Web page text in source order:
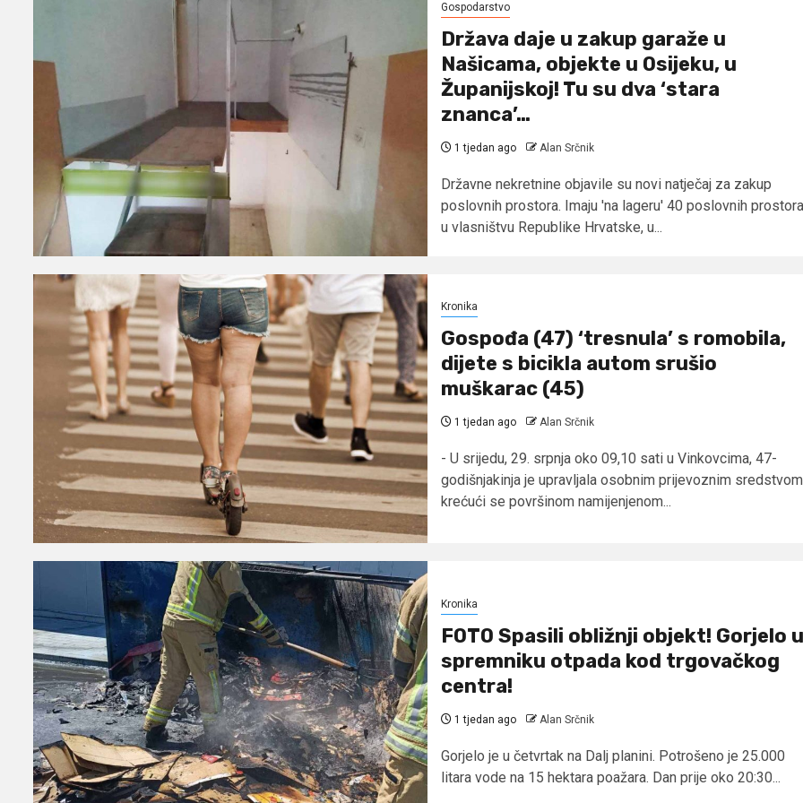
Gospodarstvo
Država daje u zakup garaže u
Našicama, objekte u Osijeku, u
Županijskoj! Tu su dva ‘stara
znanca’…
1 tjedan ago Alan Srčnik
Državne nekretnine objavile su novi natječaj za zakup
poslovnih prostora. Imaju 'na lageru' 40 poslovnih prostora
u vlasništvu Republike Hrvatske, u...
Kronika
Gospođa (47) ‘tresnula’ s romobila,
dijete s bicikla autom srušio
muškarac (45)
1 tjedan ago Alan Srčnik
- U srijedu, 29. srpnja oko 09,10 sati u Vinkovcima, 47-
godišnjakinja je upravljala osobnim prijevoznim sredstvom
krećući se površinom namijenjenom...
Kronika
FOTO Spasili obližnji objekt! Gorjelo u
spremniku otpada kod trgovačkog
centra!
1 tjedan ago Alan Srčnik
Gorjelo je u četvrtak na Dalj planini. Potrošeno je 25.000
litara vode na 15 hektara poažara. Dan prije oko 20:30...